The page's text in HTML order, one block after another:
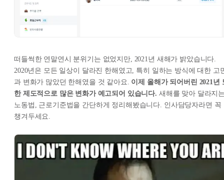
떠들썩한 연말연시 분위기는 없었지만, 2021년 새해가 밝았습니다.
2020년은 모든 일상이 달라진 한해였고, 특히 일하는 방식에 대한 고
과 변화가 많았던 한해였을 것 같아요. 이제 올해가 되어버린 2021년
한 제도적으로 많은 변화가 예고되어 있습니다. 새해를 맞아 달라지
노동법, 근로기준법을 간단하게 정리해봤습니다. 인사담당자라면 꼭
챙겨두세요.